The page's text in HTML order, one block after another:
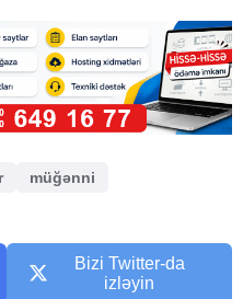
müğənni
Bizi Twitter-da
izləyin